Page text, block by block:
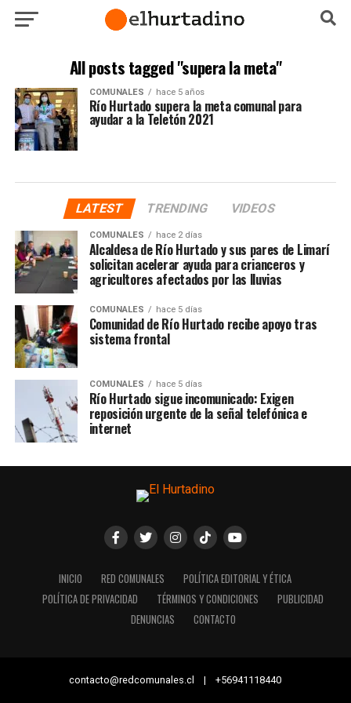
All posts tagged "supera la meta"
COMUNALES hace 5 años
Río Hurtado supera la meta comunal para
ayudar a la Teletón 2021
LATEST TRENDING VIDEOS
COMUNALES hace 2 días
Alcaldesa de Río Hurtado y sus pares de Limarí
solicitan acelerar ayuda para crianceros y
agricultores afectados por las lluvias
COMUNALES hace 5 días
Comunidad de Río Hurtado recibe apoyo tras
sistema frontal
COMUNALES hace 5 días
Río Hurtado sigue incomunicado: Exigen
reposición urgente de la señal telefónica e
internet
INICIO RED COMUNALES
POLÍTICA EDITORIAL Y ÉTICA
POLÍTICA DE PRIVACIDAD
TÉRMINOS Y CONDICIONES
PUBLICIDAD
DENUNCIAS
CONTACTO
contacto@redcomunales.cl | +56941118440